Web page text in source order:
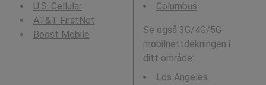
U.S. Cellular
AT&T FirstNet
Boost Mobile
Columbus
Se også 3G/4G/5G-
mobilnettdekningen i
ditt område:
Los Angeles